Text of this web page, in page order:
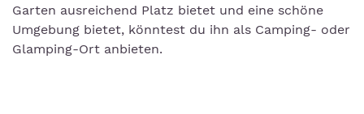
Garten ausreichend Platz bietet und eine schöne
Umgebung bietet, könntest du ihn als Camping- oder
Glamping-Ort anbieten.